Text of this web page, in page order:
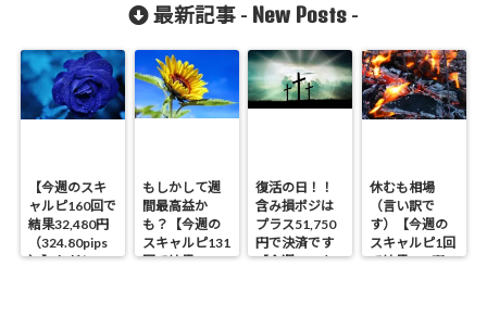
る外貨）が１
月6日から1月
12日実績）
27日実績）
最新記事 - New Posts -
【今週のスキ
ャルピ160回で
結果32,480円
（324.80pips
）】ただしス
もしかして週
間最高益か
も？【今週の
スキャルピ131
回で結果
復活の日！！
含み損ポジは
プラス51,750
円で決済です
【今週のスキ
休むも相場
（言い訳で
す）【今週の
スキャルピ1回
で結果460円